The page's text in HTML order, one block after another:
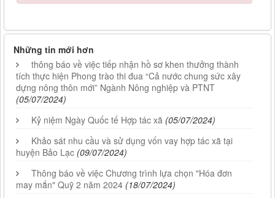
Những tin mới hơn
thông báo về việc tiếp nhận hồ sơ khen thưởng thành
tích thực hiện Phong trào thi đua “Cả nước chung sức xây
dựng nông thôn mới” Ngành Nông nghiệp và PTNT
(05/07/2024)
Kỷ niệm Ngày Quốc tế Hợp tác xã (05/07/2024)
Khảo sát nhu cầu và sử dụng vốn vay hợp tác xã tại
huyện Bảo Lạc (09/07/2024)
Thông báo về việc Chương trình lựa chọn "Hóa đơn
may mắn" Quỹ 2 năm 2024 (18/07/2024)